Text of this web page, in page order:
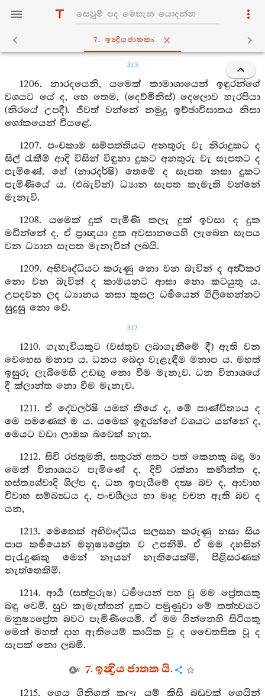
7. ඉන්‍ද්‍රියජාතකං
315
1206. නාරදයෙනි, යමෙක් කාමාශායෙන් ඉඳුරන්ගේ
වශයට යේ ද, හෙ තෙම, (දෙව්මිනිස්) දෙලොව හැරපියා
(නිරයේ උපදී). ජීවත් වන්නේ නමුදු ඉච්ඡාවිඝාතය නිසා
ශෝකයෙන් වියළේ.
1207. පංචකාම සම්පත්තියට අනතුරු වැ නිරාදුකට ද
සිල් රැකීම් ආදි විසින් විඳුනා දුකට අනතුරු වැ සැපතට ද
පැමිණේ. හේ (නාරදර්ෂි) තෙමේ ද සැපත නසා දුකට
පැමිණියේ ය. (එබැවින්) ධ්‍යාන සැපත කැමැති වන්නේ
මැනැවි.
1208. යමෙක් දුක් පැමිණි කලැ දුක් ඉවසා ද දුක
මඩින්නේ ද, ඒ ප්‍රාඥයා දුක අවසානයෙහි ලැබෙන සැපය
වන ධ්‍යාන සැපත මැනැවින් ලබයි.
1209. අභිවෘද්ධියට කරුණු නො වන බැවින් ද අර්‍ත්‍ථකර
නො වන බැවින් ද කාමයනට ආසා නො කටයුතු ය.
උපදවන ලද ධ්‍යානය නසා කුසල ධර්‍මයෙන් ගිලිහෙන්නට
සුදුසු නො වේ.
317
1210. ගැහැවියකුට (වස්තුව ලබාගැනීමේ දී) ඇති වන
වෙහෙස මනාප ය. ධනය බෙදා වැළැඳීම මනාප ය. මහත්
ඉසුරු ලැබීමෙහි උඩඟු නො වීම මැනැව. ධන විනාශයේ
දී ක්ලාන්ත නො වීම මැනැව.
1211. ඒ දේවලර්ෂි යමක් කීයේ ද, මේ පාණ්ඩිත්‍යය ද
මෙ පමණෙක් ම ය. යමෙක් ඉඳුරන්ගේ වශයට යන්නේ ද,
මෙයට වඩා ලාමක බවෙක් නැත.
1212. සිවි රජතුමනි, සතුරන් අතට පත් කෙනකු බඳු මා
මෙන් විනාශයට පැමිණේ ද, දිවි රක්නා කර්‍මාන්ත ද,
හස්ත්‍යශ්වාදි ශිල්ප ද, ධන ඉපැයීමේ දක්‍ෂ බව ද, ආවාහ
විවාහ සම්බන්‍ධය ද, පංචශීලය හා මෘදු වචන ඇති බව ද
යන,
1213. මෙතෙක් අභිවෘද්ධිය සලසන කරුණු නසා සිය
පාප කර්‍මයෙන් මනුෂ්‍යප්‍රේත ව උපනිමි. ඒ මම දහසින්
පැරැදුණකු මෙන් නෑයන් නැතියෙක්මි, පිළිසරණක්
නැත්තෙකිමි.
1214. ආර්‍ය (සත්පුරුෂ) ධර්‍මයෙන් පහ වූ මම ප්‍රේතයකු
බඳු වෙමි. සුව කැමැත්තන් දුකට පමුණුවා මේ තත්ත්‍වයට
මනුෂ්‍යප්‍රේත බවට පැමිණියෙමි. ඒ මම ගින්නෙහි සිටියකු
මෙන් මහත් දාහ ඇතියෙම් කායික වූ ද චෛතසික වූ ද
සැපක් නො ලබමි.
7. ඉන්‍ද්‍රිය ජාතක යි.
1215. ගෙය ගිනිගත් කලැ යම් කිසි බඩුවක් ගෙයින්